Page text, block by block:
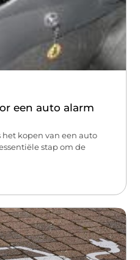
een auto alarm
het kopen van een auto
stap om de